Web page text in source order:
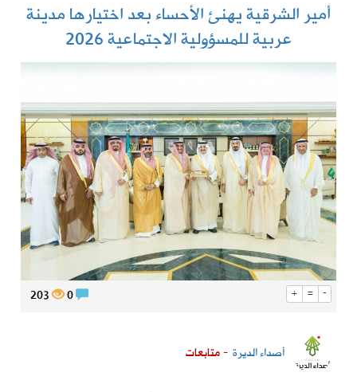
أمير الشرقية يهنئ الأحساء بعد اختيارها مدينة
عربية للمسؤولية الاجتماعية 2026
+ = -
203
أصداء الديرة - متابعات